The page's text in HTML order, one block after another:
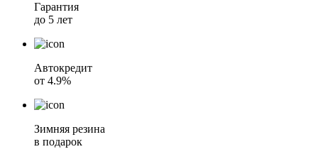
Гарантия
до 5 лет
Автокредит
от 4.9%
Зимняя резина
в подарок